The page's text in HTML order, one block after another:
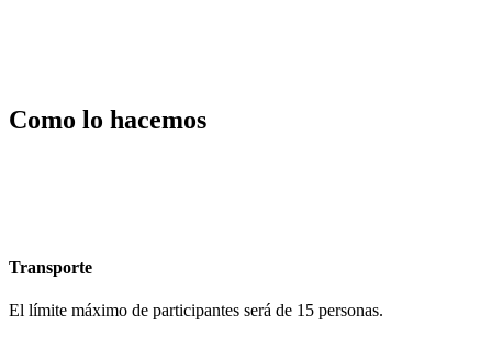
Como lo hacemos
Transporte
El límite máximo de participantes será de 15 personas.